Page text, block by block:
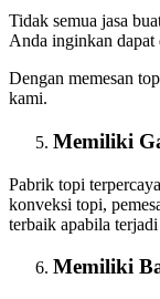
Tidak semua jasa
Anda inginkan
Dengan memesan
kami.
Memiliki
Pabrik topi
konveksi topi,
terbaik apabila
Memiliki